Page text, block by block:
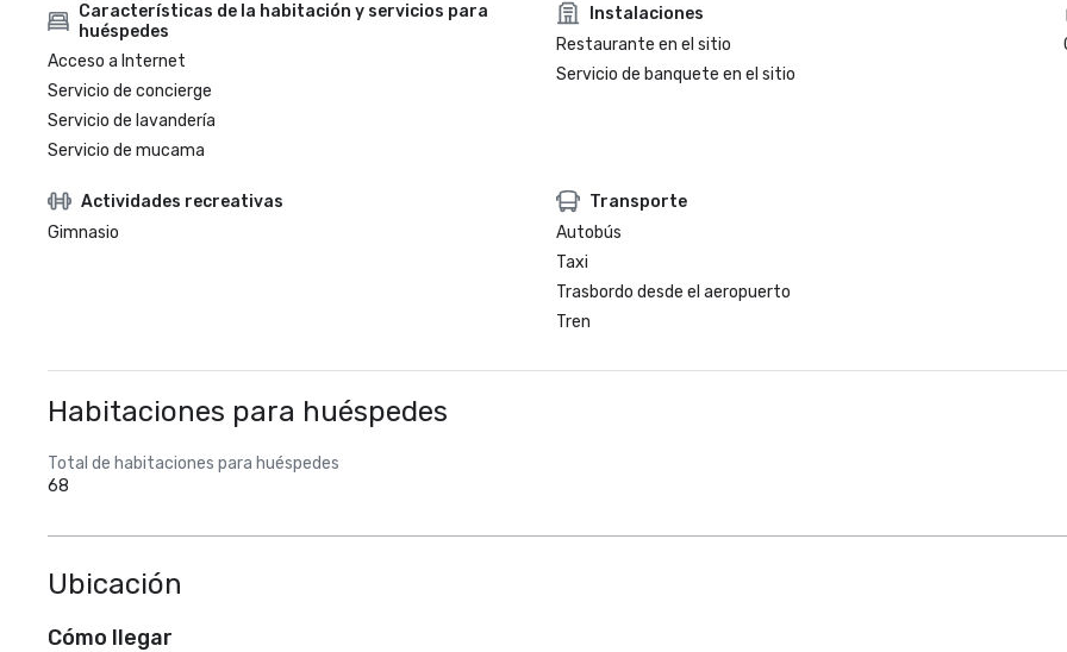
Características de la habitación y servicios para
huéspedes
Acceso a Internet
Servicio de concierge
Servicio de lavandería
Servicio de mucama
Instalaciones
Restaurante en el sitio
Servicio de banquete en el sitio
Actividades recreativas
Gimnasio
Transporte
Autobús
Taxi
Trasbordo desde el aeropuerto
Tren
Habitaciones para huéspedes
Total de habitaciones para huéspedes
68
Ubicación
Cómo llegar